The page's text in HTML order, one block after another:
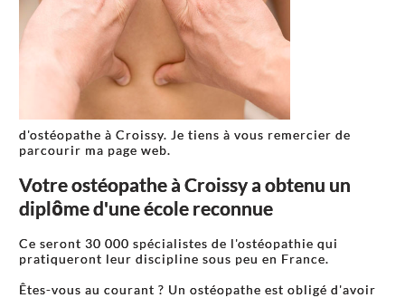
d'ostéopathe à Croissy. Je tiens à vous remercier de
parcourir ma page web.
Votre ostéopathe à Croissy a obtenu un
diplôme d'une école reconnue
Ce seront 30 000 spécialistes de l'ostéopathie qui
pratiqueront leur discipline sous peu en France.
Êtes-vous au courant ? Un ostéopathe est obligé d'avoir